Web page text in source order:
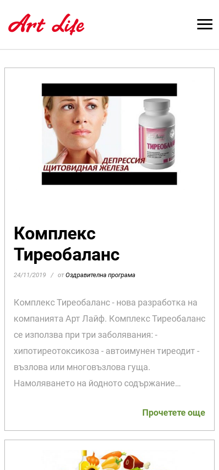
Комплекс
Тиреобаланс
24/11/2019 отОздравителна програма
Комплекс Тиреобаланс - нова разработка на
компанията Арт Лайф. Комплекс Тиреобаланс
се използва при три заболявания: -
хипотиреотоксикоза - автоимунен тиреодит -
възлова или многовъзлова гуща.
Намоляването на йодното содържание…
Прочетете още